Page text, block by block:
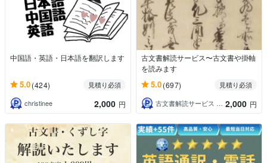
中国語・英語・日本語を翻訳します
5.0(424)
見積り必須
christinee
2,000 円
古文書解読サービス〜古文書や掛軸
を読みます
5.0(697)
見積り必須
古文書解読サービス 羊雲庵 2,000 円